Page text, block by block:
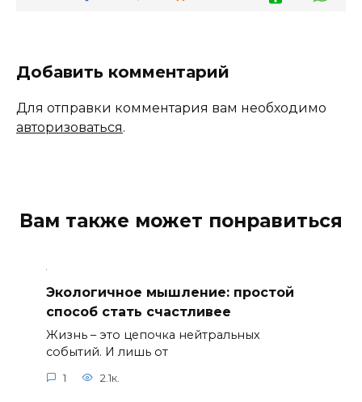
Добавить комментарий
Для отправки комментария вам необходимо
авторизоваться.
Вам также может понравиться
Экологичное мышление: простой
способ стать счастливее
Жизнь – это цепочка нейтральных
событий. И лишь от
1 2.1к.